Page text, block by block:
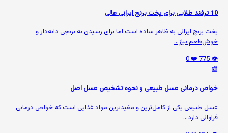
10 ترفند طلایی برای پخت برنج ایرانی عالی
پخت برنج ایرانی به ظاهر ساده است اما برای رسیدن به برنجی دانه‌دار و
خوش‌طعم نیاز...
👁️ 775
❤️ 0
📰
خواص درمانی عسل طبیعی و نحوه تشخیص عسل اصل
عسل طبیعی یکی از کامل‌ترین و مفیدترین مواد غذایی است که خواص درمانی
فراوانی دارد...